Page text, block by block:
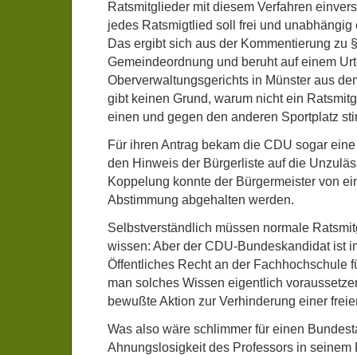
Ratsmitglieder mit diesem Verfahren
jedes Ratsmigtlied soll frei und unabhängig
Das ergibt sich aus der Kommentierung zu
Gemeindeordnung und beruht auf einem
Oberverwaltungsgerichts in Münster aus
gibt keinen Grund, warum nicht ein
einen und gegen den anderen Sportplatz
Für ihren Antrag bekam die CDU sogar
den Hinweis der Bürgerliste auf die
Koppelung konnte der Bürgermeister von
Abstimmung abgehalten werden.
Selbstverständlich müssen normale
wissen: Aber der CDU-Bundeskandidat ist
Öffentliches Recht an der Fachhochschule
man solches Wissen eigentlich
bewußte Aktion zur Verhinderung einer
Was also wäre schlimmer für einen
Ahnungslosigkeit des Professors in seinem